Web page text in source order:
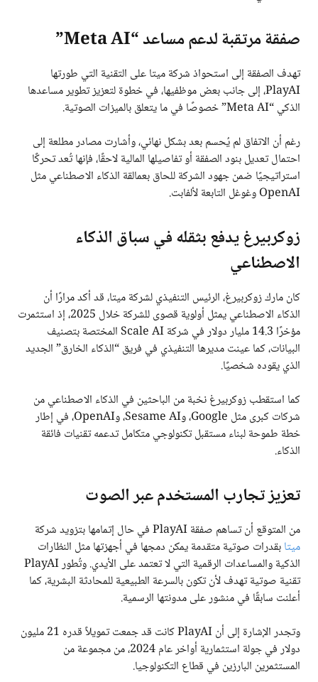
صفقة مرتقبة لدعم مساعد “Meta AI”
تهدف الصفقة إلى استحواذ شركة ميتا على التقنية التي طورتها
PlayAI، إلى جانب بعض موظفيها، في خطوة لتعزيز تطوير مساعدها
الذكي “Meta AI” خصوصًا في ما يتعلق بالميزات الصوتية.
رغم أن الاتفاق لم يُحسم بعد بشكل نهائي، وأشارت مصادر مطلعة إلى
احتمال تعديل بنود الصفقة أو تفاصيلها المالية لاحقًا، فإنها تُعد تحركًا
استراتيجيًا ضمن جهود الشركة للحاق بعمالقة الذكاء الاصطناعي مثل
OpenAI وغوغل التابعة لألفابت.
زوكربيرغ يدفع بثقله في سباق الذكاء
الاصطناعي
كان مارك زوكربيرغ، الرئيس التنفيذي لشركة ميتا، قد أكد مرارًا أن
الذكاء الاصطناعي يمثل أولوية قصوى للشركة خلال 2025، إذ استثمرت
مؤخرًا 14.3 مليار دولار في شركة Scale AI المختصة بتصنيف
البيانات، كما عينت مديرها التنفيذي في فريق “الذكاء الخارق” الجديد
الذي يقوده شخصيًا.
كما استقطب زوكربيرغ نخبة من الباحثين في الذكاء الاصطناعي من
شركات كبرى مثل Google، وSesame AI، وOpenAI، في إطار
خطة طموحة لبناء مستقبل تكنولوجي متكامل تدعمه تقنيات فائقة
الذكاء.
تعزيز تجارب المستخدم عبر الصوت
من المتوقع أن تساهم صفقة PlayAI في حال إتمامها بتزويد شركة
ميتابقدرات صوتية متقدمة يمكن دمجها في أجهزتها مثل النظارات
الذكية والمساعدات الرقمية التي لا تعتمد على الأيدي. وتُطور PlayAI
تقنية صوتية تهدف لأن تكون بالسرعة الطبيعية للمحادثة البشرية، كما
أعلنت سابقًا في منشور على مدونتها الرسمية.
وتجدر الإشارة إلى أن PlayAI كانت قد جمعت تمويلاً قدره 21 مليون
دولار في جولة استثمارية أواخر عام 2024، من مجموعة من
المستثمرين البارزين في قطاع التكنولوجيا.